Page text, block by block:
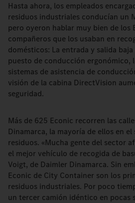
Hasta ahora, los empleados
residuos industriales conducían un
pero oyeron hablar muy bien de los
compañeros que los usaban en
domésticos: La entrada y salida
puesto de conducción ergonómico,
sistemas de asistencia de
visión de la cabina DirectVision
seguridad.
Más de 625 Econic recorren las
Dinamarca, la mayoría de ellos en
residuos. «Mucha gente del sector
el mejor vehículo de recogida de
Voigt, de Daimler Dinamarca. Sin
Econic de City Container son los
residuos industriales. Por poco
un tercer camión idéntico en pocas